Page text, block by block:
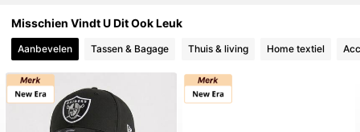
Misschien Vindt U Dit Ook Leuk
Aanbevelen Tassen & Bagage Thuis & living Home textiel